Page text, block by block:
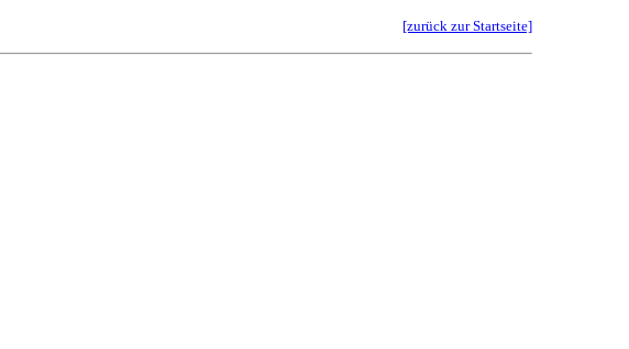
[zurück zur Startseite]